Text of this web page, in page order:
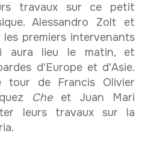
travaux sur ce petit
Alessandro Zolt et
premiers intervenants
aura lieu le matin, et
d'Europe et d'Asie.
tour de Francis Olivier
Cheet Juan Mari
leurs travaux sur la